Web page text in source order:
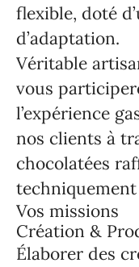
flexible, doté
d’adaptation.
Véritable
vous
l’expérience
nos clients à
chocolatées
Vos missions
Création &
Élaborer des